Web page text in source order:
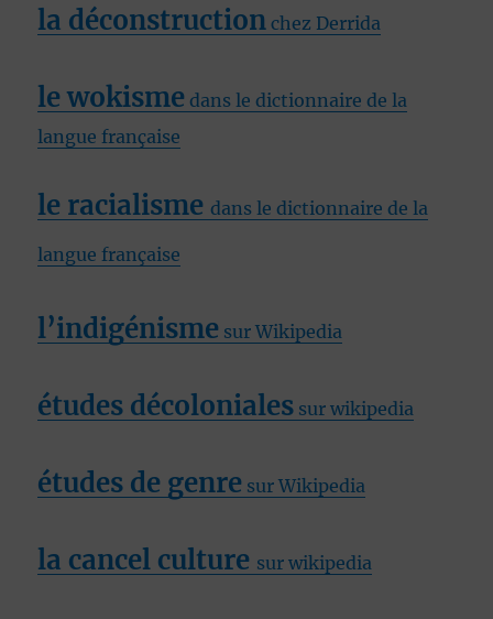
la déconstruction chez Derrida
le wokisme dans le dictionnaire de la
langue française
le racialisme dans le dictionnaire de la
langue française
l’indigénisme sur Wikipedia
études décoloniales sur wikipedia
études de genre sur Wikipedia
la cancel culture sur wikipedia